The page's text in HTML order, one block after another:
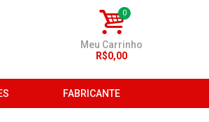
0
Meu Carrinho
R$0,00
FABRICANTE